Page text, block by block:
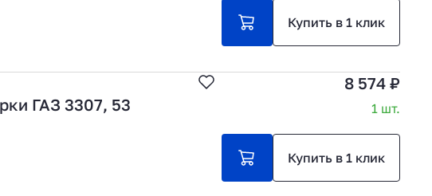
Купить в 1 клик
ГАЗ 3307, 53
8 574 ₽
1 шт.
Купить в 1 клик